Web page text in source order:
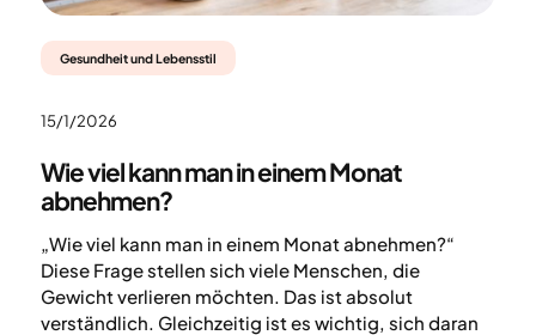
Gesundheit und Lebensstil
15/1/2026
Wie viel kann man in einem Monat
abnehmen?
„Wie viel kann man in einem Monat abnehmen?“
Diese Frage stellen sich viele Menschen, die
Gewicht verlieren möchten. Das ist absolut
verständlich. Gleichzeitig ist es wichtig, sich daran